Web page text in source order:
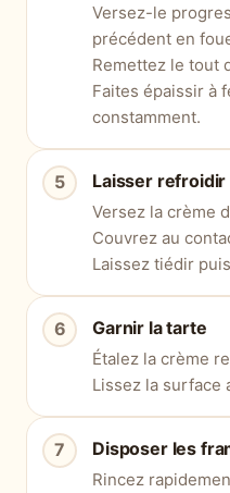
Versez-le
précédent en
Remettez le tout
Faites épaissir à
constamment.
Laisser refroidir
Versez la crème
Couvrez au
Laissez tiédir
Garnir la tarte
Étalez la crème
Lissez la surface
Disposer les
Rincez